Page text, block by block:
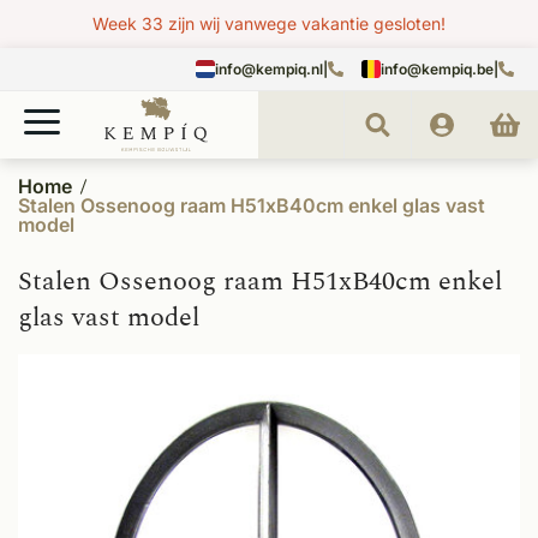
Week 33 zijn wij vanwege vakantie gesloten!
info@kempiq.nl info@kempiq.be
Home
Stalen Ossenoog raam H51xB40cm enkel glas vast
model
Stalen Ossenoog raam H51xB40cm enkel
glas vast model